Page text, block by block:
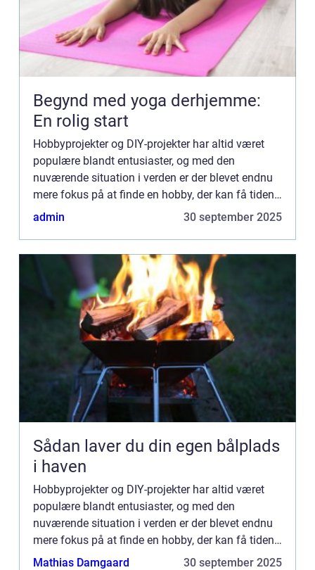
Begynd med yoga derhjemme:
En rolig start
Hobbyprojekter og DIY-projekter har altid været
populære blandt entusiaster, og med den
nuværende situation i verden er der blevet endnu
mere fokus på at finde en hobby, der kan få tiden
til at gå derhjemme. Heldig...
admin 30 september 2025
Sådan laver du din egen bålplads
i haven
Hobbyprojekter og DIY-projekter har altid været
populære blandt entusiaster, og med den
nuværende situation i verden er der blevet endnu
mere fokus på at finde en hobby, der kan få tiden
til at gå derhjemme. Heldig...
Mathias Damgaard 30 september 2025